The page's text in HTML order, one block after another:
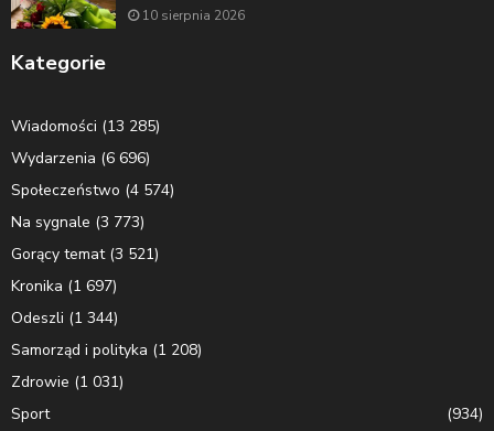
10 sierpnia 2026
Kategorie
Wiadomości (13 285)
Wydarzenia (6 696)
Społeczeństwo (4 574)
Na sygnale (3 773)
Gorący temat(3 521)
Kronika (1 697)
Odeszli (1 344)
Samorząd i polityka (1 208)
Zdrowie (1 031)
Sport
(934)